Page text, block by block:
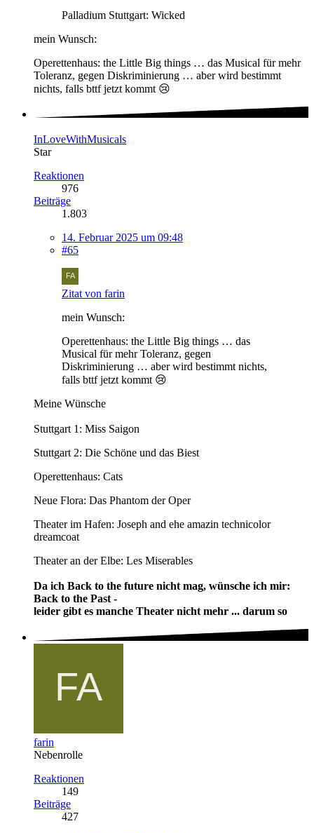
Palladium Stuttgart: Wicked
mein Wunsch:
Operettenhaus: the Little Big things … das Musical für mehr
Toleranz, gegen Diskriminierung … aber wird bestimmt
nichts, falls bttf jetzt kommt 😢
InLoveWithMusicals
Star
Reaktionen
976
Beiträge
1.803
14. Februar 2025 um 09:48
#65
Zitat von farin
mein Wunsch:
Operettenhaus: the Little Big things … das
Musical für mehr Toleranz, gegen
Diskriminierung … aber wird bestimmt nichts,
falls bttf jetzt kommt 😢
Meine Wünsche
Stuttgart 1: Miss Saigon
Stuttgart 2: Die Schöne und das Biest
Operettenhaus: Cats
Neue Flora: Das Phantom der Oper
Theater im Hafen: Joseph and ehe amazin technicolor
dreamcoat
Theater an der Elbe: Les Miserables
Da ich Back to the future nicht mag, wünsche ich mir:
Back to the Past -
leider gibt es manche Theater nicht mehr ... darum so
farin
Nebenrolle
Reaktionen
149
Beiträge
427